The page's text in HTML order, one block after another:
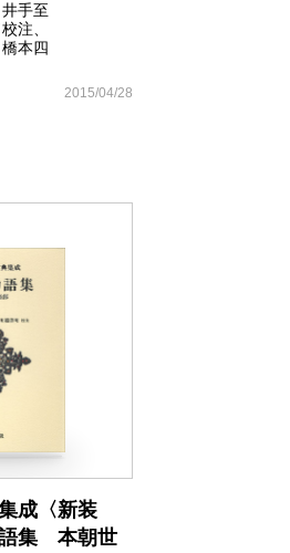
手至
注、
本四
2015/04/28
成〈新装
集 本朝世